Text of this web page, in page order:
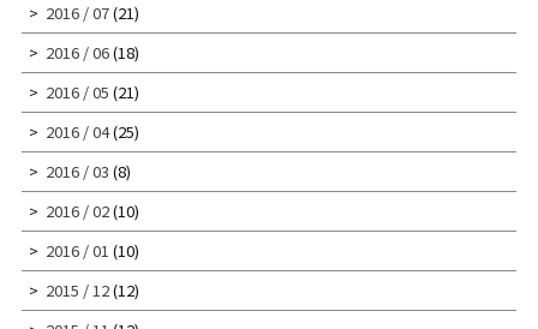
2016 / 07(21)
2016 / 06(18)
2016 / 05 (21)
2016 / 04(25)
2016 / 03 (8)
2016 / 02(10)
2016 / 01 (10)
2015 / 12(12)